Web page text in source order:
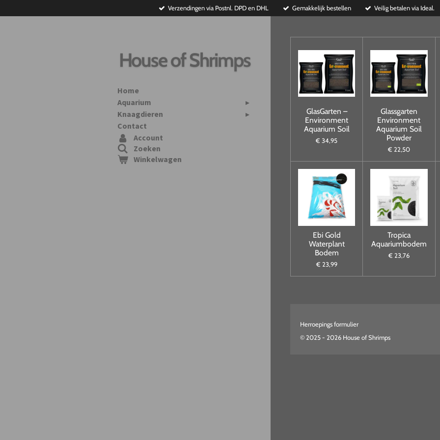
direct
Verzendingen via Postnl. DPD en DHL Gemakkelijk bestellen Veilig betalen via Ideal.
GlasGarten –
Environment
Aquarium Soil
€ 34,95
Glassgarten
Environment
Aquarium Soil
Powder
€ 22,50
Ebi Gold
Waterplant
Bodem
€ 23,99
Tropica
Aquariumbodem
€ 23,76
Herroepings formulier
© 2025 - 2026 House of Shrimps
House of Shrimps
Home
Aquarium
Knaagdieren
Contact
Account
Zoeken
Winkelwagen